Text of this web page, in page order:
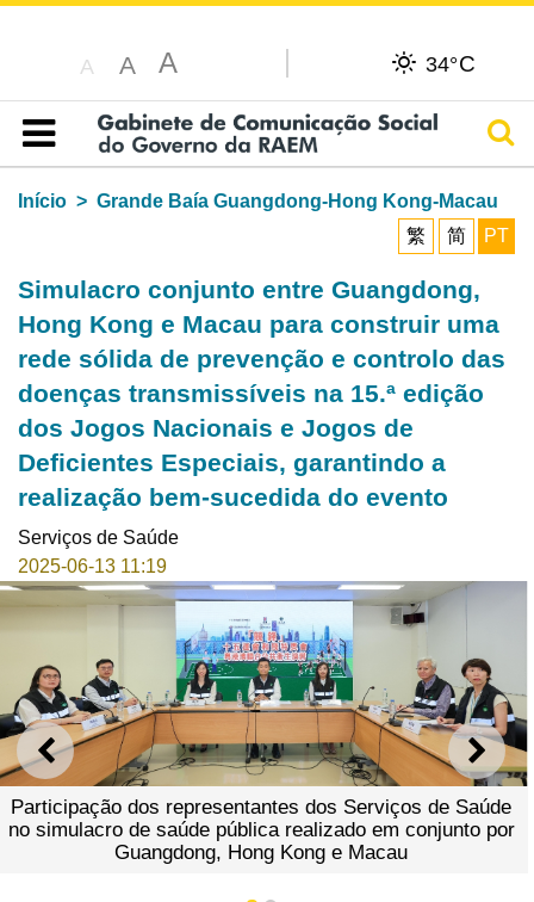
A A A 34°C
Índice
Início
Grande Baía Guangdong-Hong Kong-Macau
繁
简 PT
Simulacro conjunto entre Guangdong,
Hong Kong e Macau para construir uma
rede sólida de prevenção e controlo das
doenças transmissíveis na 15.ª edição
dos Jogos Nacionais e Jogos de
Deficientes Especiais, garantindo a
realização bem-sucedida do evento
Serviços de Saúde
2025-06-13 11:19
ANTERIOR
Saúde
por